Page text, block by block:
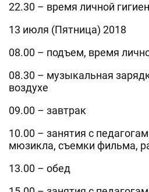
22.30 – время личной
13 июля (Пятница) 2018
08.00 – подъем, время
08.30 – музыкальная
воздухе
09.00 – завтрак
10.00 – занятия с
мюзикла, съемки фильма,
13.00 – обед